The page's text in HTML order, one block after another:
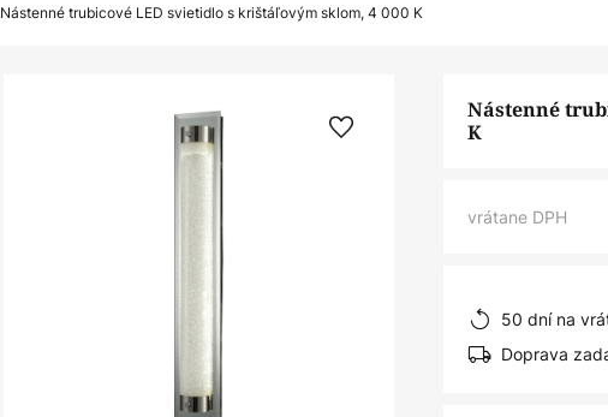
Nástenné trubicové LED svietidlo s krištáľovým sklom, 4 000 K
Nástenné
K
vrátane DPH
50 dní na
Doprava